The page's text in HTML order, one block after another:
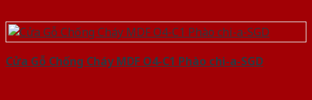
Cửa Gỗ Chống Cháy MDF O4-C1 Phào chi-a-SGD